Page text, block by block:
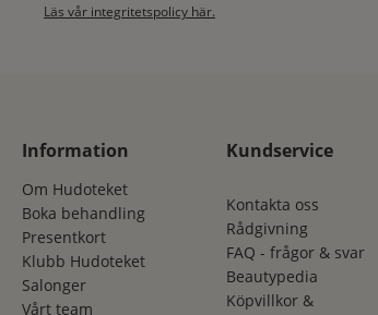
Läs vår integritetspolicy här.
Information
Om Hudoteket
Boka behandling
Presentkort
Klubb Hudoteket
Salonger
Vårt team
Kundservice
Kontakta oss
Rådgivning
FAQ - frågor & svar
Beautypedia
Köpvillkor &